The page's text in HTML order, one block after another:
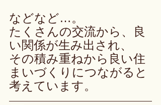
などなど…。
たくさんの交流から、良
い関係が生み出され、
その積み重ねから良い住
まいづくりにつながると
考えています。